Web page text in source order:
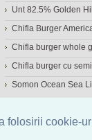
folosirii cookie-
Unt 82.5% Golden
Chifla Burger
Chifla burger whole
Chifla burger cu
Somon Ocean Sea
| Calorii consumate